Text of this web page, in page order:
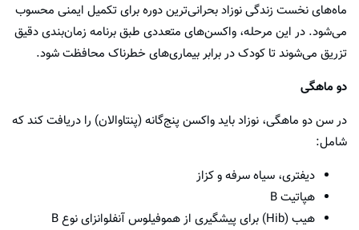
ماه‌های نخست زندگی نوزاد بحرانی‌ترین دوره برای تکمیل ایمنی محسوب
می‌شود. در این مرحله، واکسن‌های متعددی طبق برنامه زمان‌بندی دقیق
تزریق می‌شوند تا کودک در برابر بیماری‌های خطرناک محافظت شود.
دو ماهگی
در سن دو ماهگی، نوزاد باید واکسن پنج‌گانه (پنتاوالان) را دریافت کند که
شامل:
دیفتری، سیاه سرفه و کزاز
هپاتیت B
هیب (Hib) برای پیشگیری از هموفیلوس آنفلوانزای نوع B